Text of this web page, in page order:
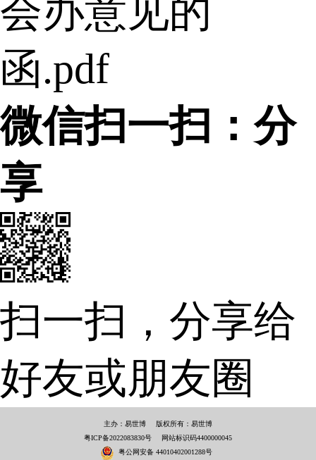
会办意见的
函.pdf
微信扫一扫：分
享
扫一扫，分享给
好友或朋友圈
主办：易世博
版权所有：易世博
粤ICP备2022083830号
网站标识码4400000045
粤公网安备 44010402001288号